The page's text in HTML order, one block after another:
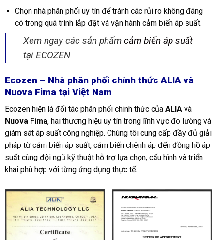
Chọn nhà phân phối uy tín để tránh các rủi ro không đáng
có trong quá trình lắp đặt và vận hành cảm biến áp suất.
Xem ngay các sản phẩm cảm biến áp suất
tại ECOZEN
Ecozen – Nhà phân phối chính thức ALIA và
Nuova Fima tại Việt Nam
Ecozen hiện là đối tác phân phối chính thức của ALIA và
Nuova Fima, hai thương hiệu uy tín trong lĩnh vực đo lường và
giám sát áp suất công nghiệp. Chúng tôi cung cấp đầy đủ giải
pháp từ cảm biến áp suất, cảm biến chênh áp đến đồng hồ áp
suất cùng đội ngũ kỹ thuật hỗ trợ lựa chọn, cấu hình và triển
khai phù hợp với từng ứng dụng thực tế.